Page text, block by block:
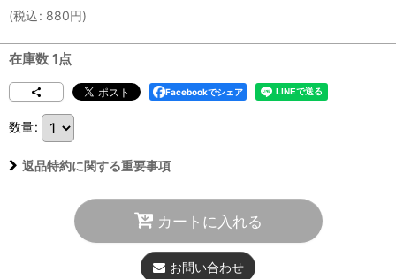
(税込: 880円)
在庫数 1点
Facebookでシェア
数量:
返品特約に関する重要事項
カートに入れる
お問い合わせ